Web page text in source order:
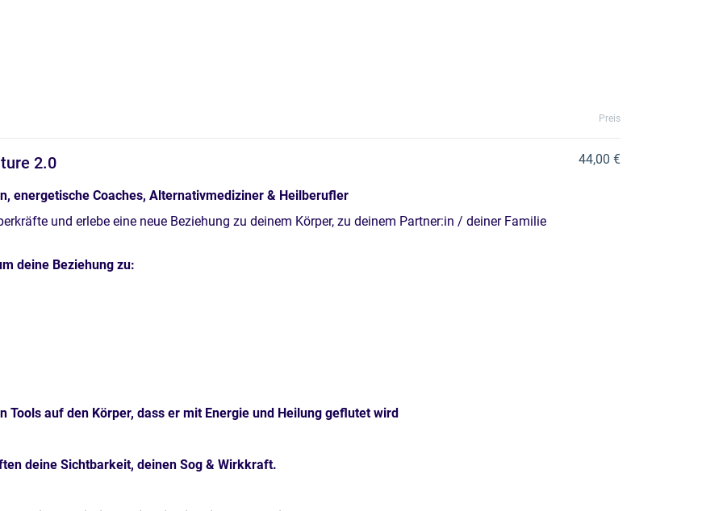
Preis
2.0
energetische Coaches, Alternativmediziner & Heilberufler
und erlebe eine neue Beziehung zu deinem Körper, zu deinem Partner:in / deiner Familie
deine Beziehung zu:
Tools auf den Körper, dass er mit Energie und Heilung geflutet wird
deine Sichtbarkeit, deinen Sog & Wirkkraft.
44,00 €